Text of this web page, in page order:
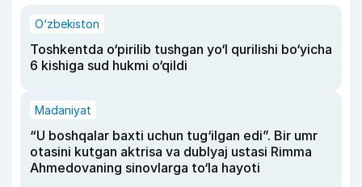
O‘zbekiston
Toshkentda o‘pirilib tushgan yo‘l qurilishi bo‘yicha
6 kishiga sud hukmi o‘qildi
Madaniyat
“U boshqalar baxti uchun tug‘ilgan edi”. Bir umr
otasini kutgan aktrisa va dublyaj ustasi Rimma
Ahmedovaning sinovlarga to‘la hayoti